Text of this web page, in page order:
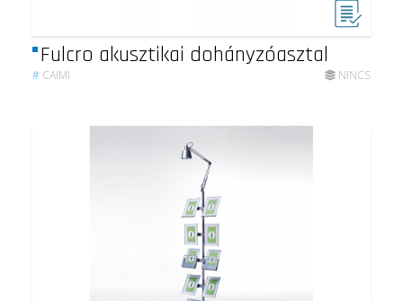
Fulcro akusztikai dohányzóasztal
# CAIMI NINCS